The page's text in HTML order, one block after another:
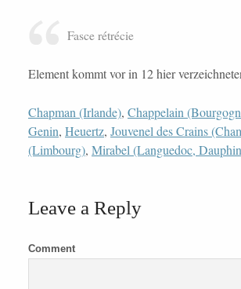
Fasce rétrécie
Element kommt vor in 12 hier
Chapman (Irlande), Chappelain
Genin, Heuertz, Jouvenel des Crains
(Limbourg), Mirabel (Languedoc,
Leave a Reply
Comment